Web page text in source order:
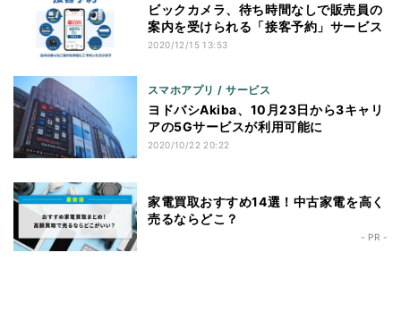
ビックカメラ、待ち時間なしで販売員の
案内を受けられる「接客予約」サービス
2020/12/15 13:53
スマホアプリ / サービス
ヨドバシAkiba、10月23日から3キャリ
アの5Gサービスが利用可能に
2020/10/22 20:22
家電買取おすすめ14選！中古家電を高く
売るならどこ？
- PR -